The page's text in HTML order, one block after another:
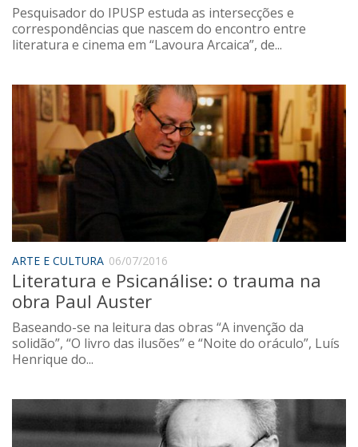
Pesquisador do IPUSP estuda as intersecções e
correspondências que nascem do encontro entre
literatura e cinema em “Lavoura Arcaica”, de...
ARTE E CULTURA 06/07/2016
Literatura e Psicanálise: o trauma na
obra Paul Auster
Baseando-se na leitura das obras “A invenção da
solidão”, “O livro das ilusões” e “Noite do oráculo”, Luís
Henrique do...